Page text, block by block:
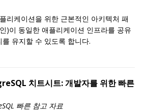
리케이션을 위한 근본적인 아키텍처 패
)이 동일한 애플리케이션 인프라를 공유
유지할 수 있도록 합니다.
치트시트: 개발자를 위한 빠른
빠른 참고 자료